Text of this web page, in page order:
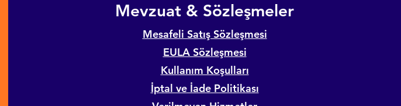
​Mevzuat & Sözleşmeler
Mesafeli Satış Sözleşmesi
EULA Sözleşmesi
Kullanım Koşulları
İptal ve İade Politikası